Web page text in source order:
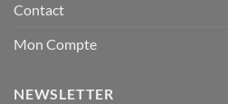
Contact
Mon Compte
NEWSLETTER